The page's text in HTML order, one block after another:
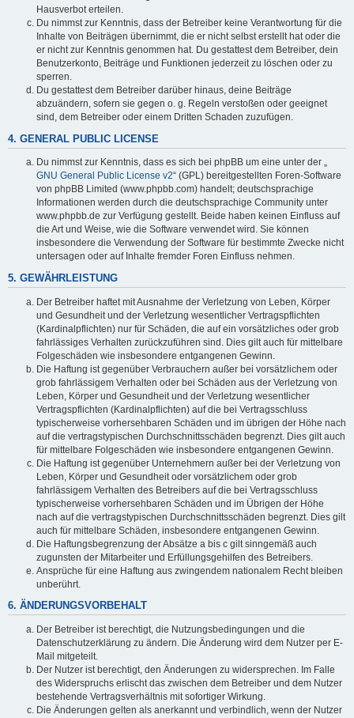
Hausverbot erteilen.
Du nimmst zur Kenntnis, dass der Betreiber keine Verantwortung für die
Inhalte von Beiträgen übernimmt, die er nicht selbst erstellt hat oder die
er nicht zur Kenntnis genommen hat. Du gestattest dem Betreiber, dein
Benutzerkonto, Beiträge und Funktionen jederzeit zu löschen oder zu
sperren.
Du gestattest dem Betreiber darüber hinaus, deine Beiträge
abzuändern, sofern sie gegen o. g. Regeln verstoßen oder geeignet
sind, dem Betreiber oder einem Dritten Schaden zuzufügen.
4. GENERAL PUBLIC LICENSE
Du nimmst zur Kenntnis, dass es sich bei phpBB um eine unter der „
GNU General Public License v2“ (GPL) bereitgestellten Foren-Software
von phpBB Limited (www.phpbb.com) handelt; deutschsprachige
Informationen werden durch die deutschsprachige Community unter
www.phpbb.de zur Verfügung gestellt. Beide haben keinen Einfluss auf
die Art und Weise, wie die Software verwendet wird. Sie können
insbesondere die Verwendung der Software für bestimmte Zwecke nicht
untersagen oder auf Inhalte fremder Foren Einfluss nehmen.
5. GEWÄHRLEISTUNG
Der Betreiber haftet mit Ausnahme der Verletzung von Leben, Körper
und Gesundheit und der Verletzung wesentlicher Vertragspflichten
(Kardinalpflichten) nur für Schäden, die auf ein vorsätzliches oder grob
fahrlässiges Verhalten zurückzuführen sind. Dies gilt auch für mittelbare
Folgeschäden wie insbesondere entgangenen Gewinn.
Die Haftung ist gegenüber Verbrauchern außer bei vorsätzlichem oder
grob fahrlässigem Verhalten oder bei Schäden aus der Verletzung von
Leben, Körper und Gesundheit und der Verletzung wesentlicher
Vertragspflichten (Kardinalpflichten) auf die bei Vertragsschluss
typischerweise vorhersehbaren Schäden und im übrigen der Höhe nach
auf die vertragstypischen Durchschnittsschäden begrenzt. Dies gilt auch
für mittelbare Folgeschäden wie insbesondere entgangenen Gewinn.
Die Haftung ist gegenüber Unternehmern außer bei der Verletzung von
Leben, Körper und Gesundheit oder vorsätzlichem oder grob
fahrlässigem Verhalten des Betreibers auf die bei Vertragsschluss
typischerweise vorhersehbaren Schäden und im Übrigen der Höhe
nach auf die vertragstypischen Durchschnittsschäden begrenzt. Dies gilt
auch für mittelbare Schäden, insbesondere entgangenen Gewinn.
Die Haftungsbegrenzung der Absätze a bis c gilt sinngemäß auch
zugunsten der Mitarbeiter und Erfüllungsgehilfen des Betreibers.
Ansprüche für eine Haftung aus zwingendem nationalem Recht bleiben
unberührt.
6. ÄNDERUNGSVORBEHALT
Der Betreiber ist berechtigt, die Nutzungsbedingungen und die
Datenschutzerklärung zu ändern. Die Änderung wird dem Nutzer per E-
Mail mitgeteilt.
Der Nutzer ist berechtigt, den Änderungen zu widersprechen. Im Falle
des Widerspruchs erlischt das zwischen dem Betreiber und dem Nutzer
bestehende Vertragsverhältnis mit sofortiger Wirkung.
Die Änderungen gelten als anerkannt und verbindlich, wenn der Nutzer